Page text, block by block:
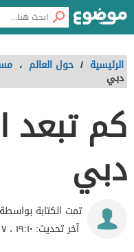
الرئيسية / حول العالم ،
دبي
كم تبعد
دبي
تمت الكتابة
آخر تحديث: ١٩:١٠ ، ٧ أغسطس ٢٠٢٢